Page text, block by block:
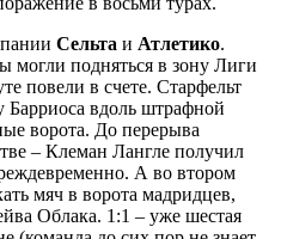
Сельта и Атлетико.
могли подняться в зону Лиги
повели в счете. Старфельт
Барриоса вдоль штрафной
ворота. До перерыва
– Клеман Лангле получил
А во втором
мяч в ворота мадридцев,
Облака. 1:1 – уже шестая